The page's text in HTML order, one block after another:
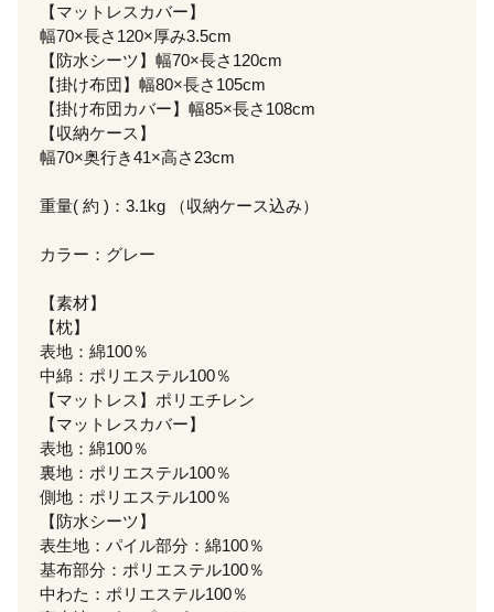
【マットレスカバー】
幅70×長さ120×厚み3.5cm
【防水シーツ】幅70×長さ120cm
【掛け布団】幅80×長さ105cm
【掛け布団カバー】幅85×長さ108cm
【収納ケース】
幅70×奥行き41×高さ23cm
重量( 約 )：3.1kg （収納ケース込み）
カラー：グレー
【素材】
【枕】
表地：綿100％
中綿：ポリエステル100％
【マットレス】ポリエチレン
【マットレスカバー】
表地：綿100％
裏地：ポリエステル100％
側地：ポリエステル100％
【防水シーツ】
表生地：パイル部分：綿100％
基布部分：ポリエステル100％
中わた：ポリエステル100％